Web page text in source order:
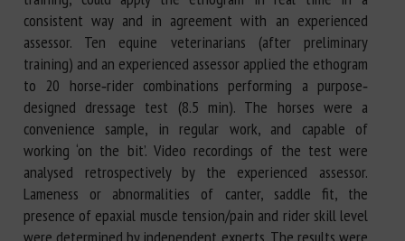
consistent way and in agreement with an experienced
assessor. Ten equine veterinarians (after preliminary
training) and an experienced assessor applied the ethogram
to 20 horse‐rider combinations performing a purpose‐
designed dressage test (8.5 min). The horses were a
convenience sample, in regular work, and capable of
working ‘on the bit’. Video recordings of the test were
analysed retrospectively by the experienced assessor.
Lameness or abnormalities of canter, saddle fit, the
presence of epaxial muscle tension/pain and rider skill level